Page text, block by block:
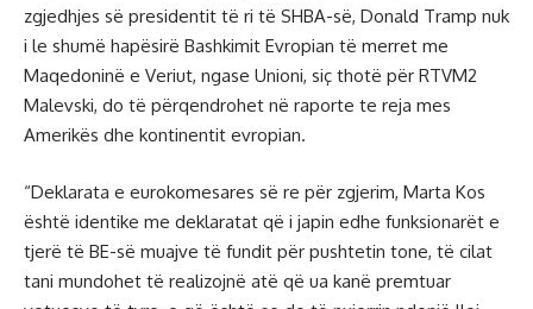
zgjedhjes së presidentit të ri të SHBA-së, Donald Tramp nuk
i le shumë hapësirë Bashkimit Evropian të merret me
Maqedoninë e Veriut, ngase Unioni, siç thotë për RTVM2
Malevski, do të përqendrohet në raporte te reja mes
Amerikës dhe kontinentit evropian.
“Deklarata e eurokomesares së re për zgjerim, Marta Kos
është identike me deklaratat që i japin edhe funksionarët e
tjerë të BE-së muajve të fundit për pushtetin tone, të cilat
tani mundohet të realizojnë atë që ua kanë premtuar